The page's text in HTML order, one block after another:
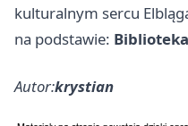
kulturalnym sercu
na podstawie:
Autor:krystian